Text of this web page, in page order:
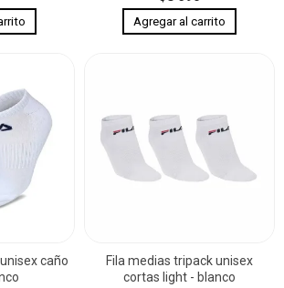
caño
Fila medias tripack unisex
cortas light - blanco